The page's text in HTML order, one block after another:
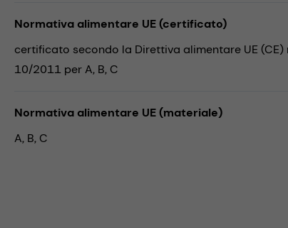
Normativa alimentare UE (certificato)
certificato secondo la Direttiva alimentare UE
10/2011 per A, B, C
Normativa alimentare UE (materiale)
A, B, C